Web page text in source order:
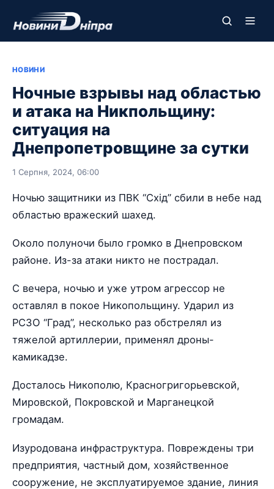
НОВИНИ
Ночные взрывы над областью
и атака на Никпольщину:
ситуация на
Днепропетровщине за сутки
1 Серпня, 2024, 06:00
Ночью защитники из ПВК “Схід” сбили в небе над
областью вражеский шахед.
Около полуночи было громко в Днепровском
районе. Из-за атаки никто не пострадал.
С вечера, ночью и уже утром агрессор не
оставлял в покое Никопольщину. Ударил из
РСЗО “Град”, несколько раз обстрелял из
тяжелой артиллерии, применял дроны-
камикадзе.
Досталось Никополю, Красногригорьевской,
Мировской, Покровской и Марганецкой
громадам.
Изуродована инфраструктура. Повреждены три
предприятия, частный дом, хозяйственное
сооружение, не эксплуатируемое здание, линия